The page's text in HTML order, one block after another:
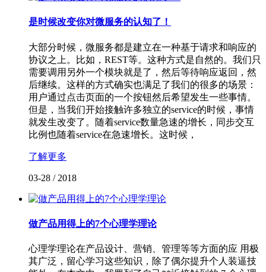
是时候改变你对微服务的认知了！
大部分时候，微服务都是建立在一种基于请求和响应的
协议之上。比如，REST等。这种方式是自然的。我们只
需要调用另外一个模块就是了，然后等待响应返回，然
后继续。这样的方式确实也满足了我们的很多的场景：
用户通过点击页面的一个按钮然后希望发生一些事情。
但是，当我们开始接触许多独立的service的时候，事情
就发生改变了。随着service数量急速的增长，同步交互
比例也随着service在急速增长。这时候，
了解更多
03-28 / 2018
做产品用得上的7个心理学理论
心理学理论在产品设计、营销、管理等等方面的应 用极
其广泛，留心学习这些知识，除了偶尔提升个人装逼技